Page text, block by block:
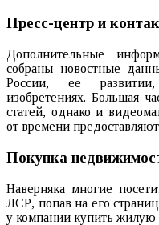
Пресс-центр и
Дополнительные
собраны новостные
России, ее
изобретениях. Большая
статей, однако и
от времени
Покупка
Наверняка многие
ЛСР, попав на его
у компании купить жилую